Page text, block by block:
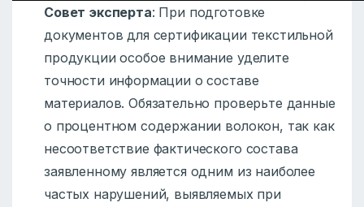
Совет эксперта: При подготовке
документов для сертификации текстильной
продукции особое внимание уделите
точности информации о составе
материалов. Обязательно проверьте данные
о процентном содержании волокон, так как
несоответствие фактического состава
заявленному является одним из наиболее
частых нарушений, выявляемых при